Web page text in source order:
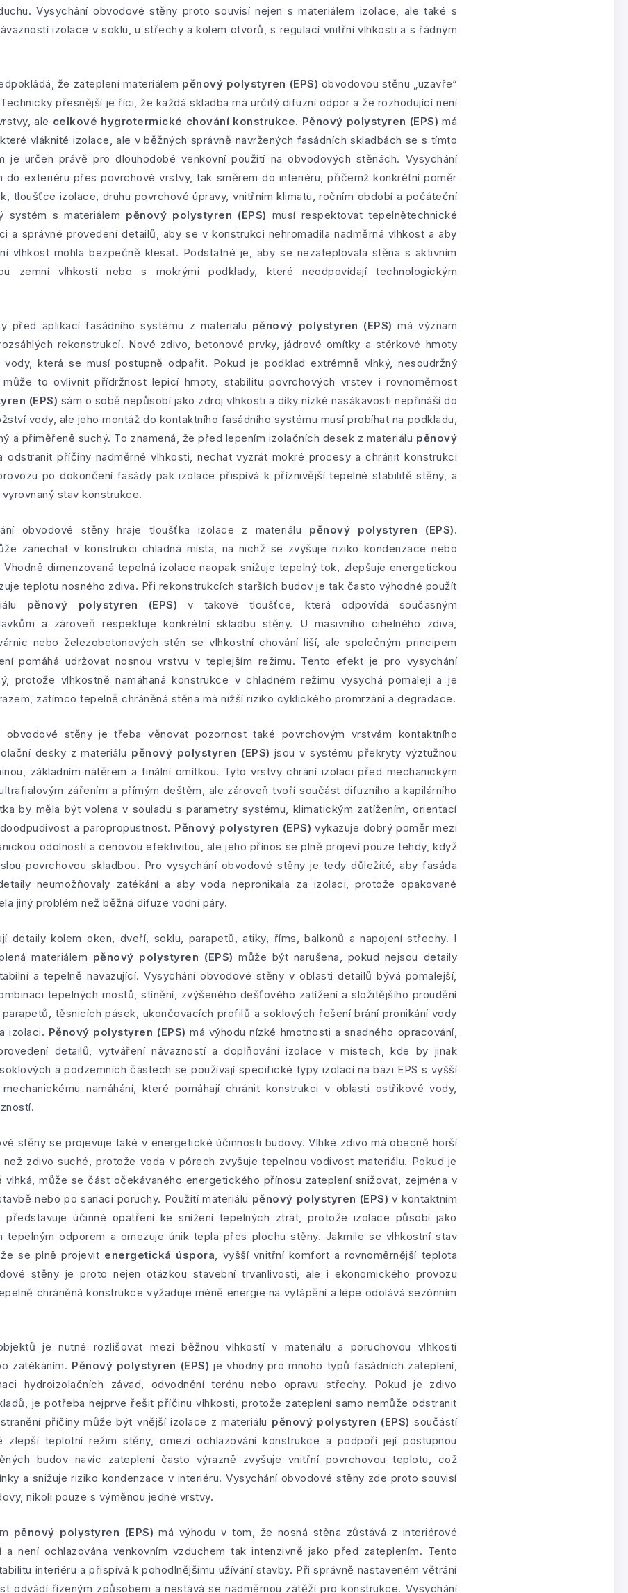
Vysychání obvodové stěny proto souvisí nejen s materiálem izolace, ale také s
izolace v soklu, u střechy a kolem otvorů, s regulací vnitřní vlhkosti a s řádným
že zateplení materiálem pěnový polystyren (EPS) obvodovou stěnu „uzavře“
přesnější je říci, že každá skladba má určitý difuzní odpor a že rozhodující není
ale celkové hygrotermické chování konstrukce. Pěnový polystyren (EPS) má
vláknité izolace, ale v běžných správně navržených fasádních skladbách se s tímto
je určen právě pro dlouhodobé venkovní použití na obvodových stěnách. Vysychání
do exteriéru přes povrchové vrstvy, tak směrem do interiéru, přičemž konkrétní poměr
tloušťce izolace, druhu povrchové úpravy, vnitřním klimatu, ročním období a počáteční
systém s materiálem pěnový polystyren (EPS) musí respektovat tepelnětechnické
a správné provedení detailů, aby se v konstrukci nehromadila nadměrná vlhkost a aby
vlhkost mohla bezpečně klesat. Podstatné je, aby se nezateplovala stěna s aktivním
zemní vlhkostí nebo s mokrými podklady, které neodpovídají technologickým
před aplikací fasádního systému z materiálu pěnový polystyren (EPS) má význam
rekonstrukcí. Nové zdivo, betonové prvky, jádrové omítky a stěrkové hmoty
vody, která se musí postupně odpařit. Pokud je podklad extrémně vlhký, nesoudržný
může to ovlivnit přídržnost lepicí hmoty, stabilitu povrchových vrstev i rovnoměrnost
(EPS) sám o sobě nepůsobí jako zdroj vlhkosti a díky nízké nasákavosti nepřináší do
vody, ale jeho montáž do kontaktního fasádního systému musí probíhat na podkladu,
a přiměřeně suchý. To znamená, že před lepením izolačních desek z materiálu pěnový
odstranit příčiny nadměrné vlhkosti, nechat vyzrát mokré procesy a chránit konstrukci
po dokončení fasády pak izolace přispívá k příznivější tepelné stabilitě stěny, a
stav konstrukce.
obvodové stěny hraje tloušťka izolace z materiálu pěnový polystyren (EPS).
zanechat v konstrukci chladná místa, na nichž se zvyšuje riziko kondenzace nebo
dimenzovaná tepelná izolace naopak snižuje tepelný tok, zlepšuje energetickou
teplotu nosného zdiva. Při rekonstrukcích starších budov je tak často výhodné použít
pěnový polystyren (EPS) v takové tloušťce, která odpovídá současným
a zároveň respektuje konkrétní skladbu stěny. U masivního cihelného zdiva,
nebo železobetonových stěn se vlhkostní chování liší, ale společným principem
pomáhá udržovat nosnou vrstvu v teplejším režimu. Tento efekt je pro vysychání
protože vlhkostně namáhaná konstrukce v chladném režimu vysychá pomaleji a je
zatímco tepelně chráněná stěna má nižší riziko cyklického promrzání a degradace.
obvodové stěny je třeba věnovat pozornost také povrchovým vrstvám kontaktního
desky z materiálu pěnový polystyren (EPS) jsou v systému překryty výztužnou
základním nátěrem a finální omítkou. Tyto vrstvy chrání izolaci před mechanickým
zářením a přímým deštěm, ale zároveň tvoří součást difuzního a kapilárního
by měla být volena v souladu s parametry systému, klimatickým zatížením, orientací
a paropropustnost. Pěnový polystyren (EPS) vykazuje dobrý poměr mezi
odolností a cenovou efektivitou, ale jeho přínos se plně projeví pouze tehdy, když
povrchovou skladbou. Pro vysychání obvodové stěny je tedy důležité, aby fasáda
neumožňovaly zatékání a aby voda nepronikala za izolaci, protože opakované
jiný problém než běžná difuze vodní páry.
detaily kolem oken, dveří, soklu, parapetů, atiky, říms, balkonů a napojení střechy. I
materiálem pěnový polystyren (EPS) může být narušena, pokud nejsou detaily
a tepelně navazující. Vysychání obvodové stěny v oblasti detailů bývá pomalejší,
tepelných mostů, stínění, zvýšeného dešťového zatížení a složitějšího proudění
těsnicích pásek, ukončovacích profilů a soklových řešení brání pronikání vody
izolaci. Pěnový polystyren (EPS) má výhodu nízké hmotnosti a snadného opracování,
detailů, vytváření návazností a doplňování izolace v místech, kde by jinak
a podzemních částech se používají specifické typy izolací na bázi EPS s vyšší
namáhání, které pomáhají chránit konstrukci v oblasti ostřikové vody,
stěny se projevuje také v energetické účinnosti budovy. Vlhké zdivo má obecně horší
zdivo suché, protože voda v pórech zvyšuje tepelnou vodivost materiálu. Pokud je
vlhká, může se část očekávaného energetického přínosu zateplení snižovat, zejména v
nebo po sanaci poruchy. Použití materiálu pěnový polystyren (EPS) v kontaktním
představuje účinné opatření ke snížení tepelných ztrát, protože izolace působí jako
tepelným odporem a omezuje únik tepla přes plochu stěny. Jakmile se vlhkostní stav
se plně projevit energetická úspora, vyšší vnitřní komfort a rovnoměrnější teplota
stěny je proto nejen otázkou stavební trvanlivosti, ale i ekonomického provozu
chráněná konstrukce vyžaduje méně energie na vytápění a lépe odolává sezónním
je nutné rozlišovat mezi běžnou vlhkostí v materiálu a poruchovou vlhkostí
zatékáním. Pěnový polystyren (EPS) je vhodný pro mnoho typů fasádních zateplení,
hydroizolačních závad, odvodnění terénu nebo opravu střechy. Pokud je zdivo
je potřeba nejprve řešit příčinu vlhkosti, protože zateplení samo nemůže odstranit
příčiny může být vnější izolace z materiálu pěnový polystyren (EPS) součástí
zlepší teplotní režim stěny, omezí ochlazování konstrukce a podpoří její postupnou
budov navíc zateplení často výrazně zvyšuje vnitřní povrchovou teplotu, což
a snižuje riziko kondenzace v interiéru. Vysychání obvodové stěny zde proto souvisí
nikoli pouze s výměnou jedné vrstvy.
pěnový polystyren (EPS) má výhodu v tom, že nosná stěna zůstává z interiérové
a není ochlazována venkovním vzduchem tak intenzivně jako před zateplením. Tento
interiéru a přispívá k pohodlnějšímu užívání stavby. Při správně nastaveném větrání
odvádí řízeným způsobem a nestává se nadměrnou zátěží pro konstrukce. Vysychání